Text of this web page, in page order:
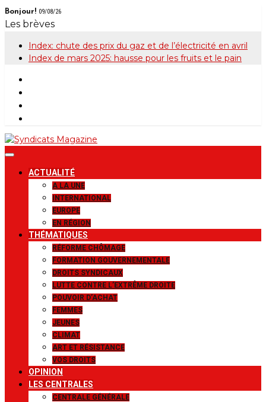
Skip
to
Bonjour! 09/08/26
Les brèves
Index: chute des prix du gaz et de l’électricité en avril
Index de mars 2025: hausse pour les fruits et le pain
Syndicats
Magazine
Le magazine de la FGTB
ACTUALITÉ
A LA UNE
INTERNATIONAL
EUROPE
EN RÉGION
THÉMATIQUES
RÉFORME CHÔMAGE
FORMATION GOUVERNEMENTALE
DROITS SYNDICAUX
LUTTE CONTRE L’EXTRÊME DROITE
POUVOIR D’ACHAT
FEMMES
JEUNES
CLIMAT
ART ET RÉSISTANCE
VOS DROITS
OPINION
LES CENTRALES
CENTRALE GÉNÉRALE